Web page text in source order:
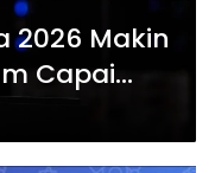
2026 Makin
Capai